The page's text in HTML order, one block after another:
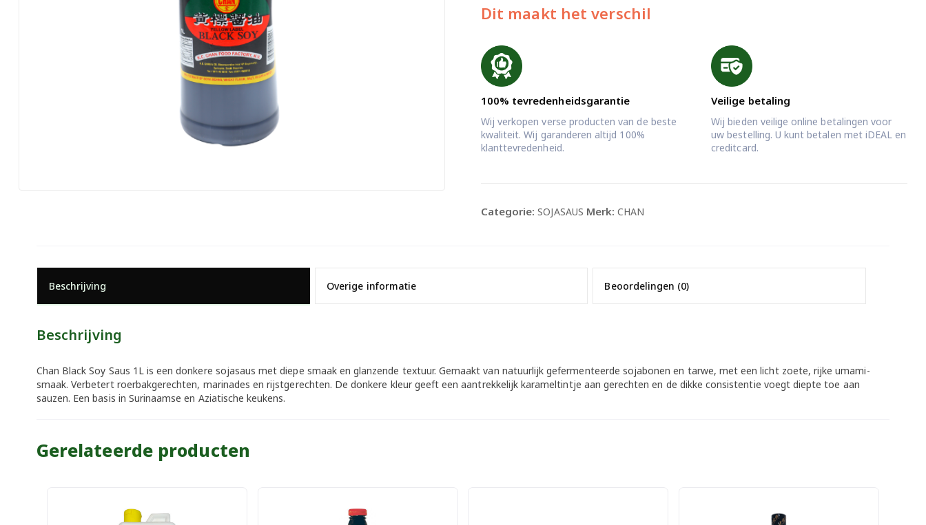
aantal
Dit maakt het verschil
100% tevredenheidsgarantie
Wij verkopen verse producten van de beste
kwaliteit. Wij garanderen altijd 100%
klanttevredenheid.
Veilige betaling
Wij bieden veilige online betalingen voor
uw bestelling. U kunt betalen met iDEAL en
creditcard.
Categorie:SOJASAUS Merk:CHAN
Beschrijving Overige informatie Beoordelingen (0)
Beschrijving
Chan Black Soy Saus 1L is een donkere sojasaus met diepe smaak en glanzende textuur. Gemaakt van natuurlijk gefermenteerde sojabonen en tarwe, met een licht zoete, rijke umami-
smaak. Verbetert roerbakgerechten, marinades en rijstgerechten. De donkere kleur geeft een aantrekkelijk karameltintje aan gerechten en de dikke consistentie voegt diepte toe aan
sauzen. Een basis in Surinaamse en Aziatische keukens.
Gerelateerde producten